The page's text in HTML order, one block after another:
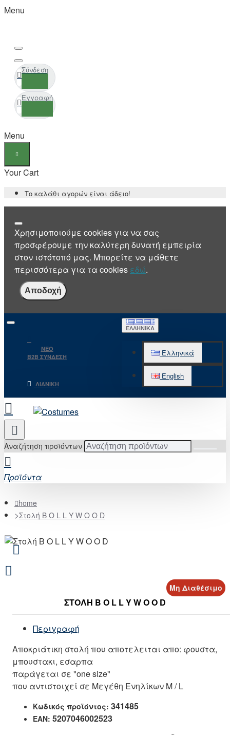
Menu
Σύνδεση
Εγγραφή
Menu
Your Cart
Το καλάθι αγορών είναι άδειο!
Χρησιμοποιούμε cookies για να σας
προσφέρουμε την καλύτερη δυνατή εμπειρία
στον ιστότοπό μας. Μπορείτε να μάθετε
περισσότερα για τα cookies εδώ.
Αποδοχή
NEO
B2B ΣΥΝΔΕΣΗ
ΛΙΑΝΙΚΉ
ΕΛΛΗΝΙΚΆ
Ελληνικά
English
Αναζήτηση προϊόντων
Προϊόντα
home
Στολή B O L L Y W O O D
Μη Διαθέσιμο
ΣΤΟΛΉ B O L L Y W O O D
Περιγραφή
Αποκριάτικη στολή που αποτελειται απο: φουστα,
μπουστακι, εσαρπα
παράγεται σε "one size"
που αντιστοιχεί σε Μεγέθη Ενηλίκων M / L
Κωδικός προϊόντος: 341485
EAN: 5207046002523